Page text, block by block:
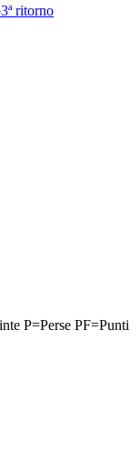
3ª ritorno
P=Perse PF=Punti